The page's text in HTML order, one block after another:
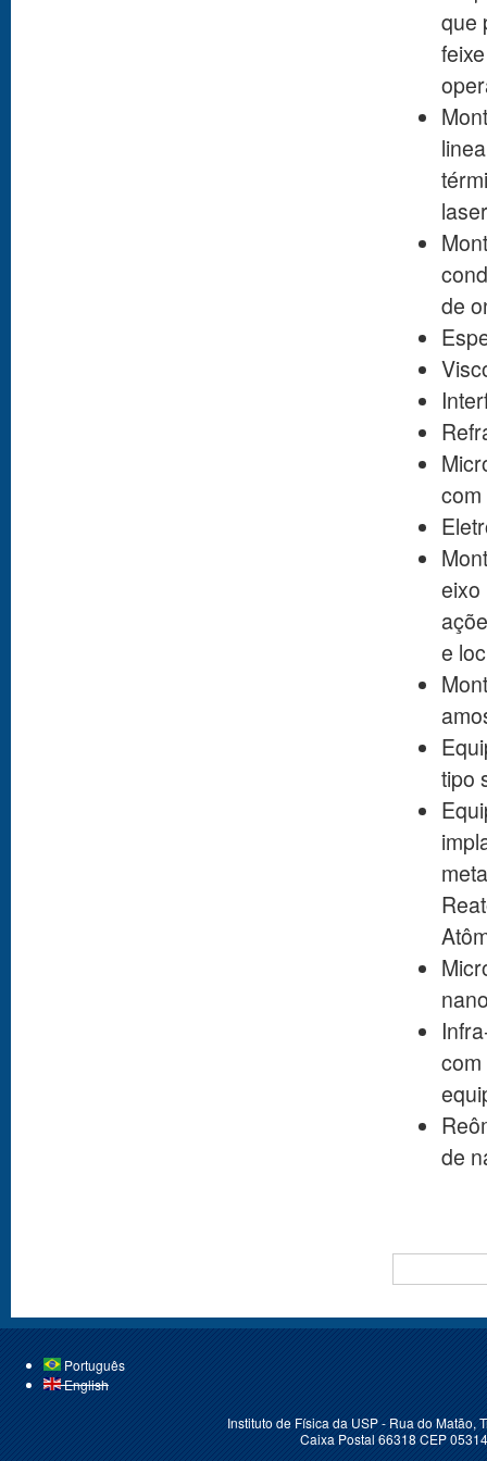
que
de
e
tipo
de
Português
English
Instituto de Física da USP - Rua do
Caixa Postal 66318 CEP